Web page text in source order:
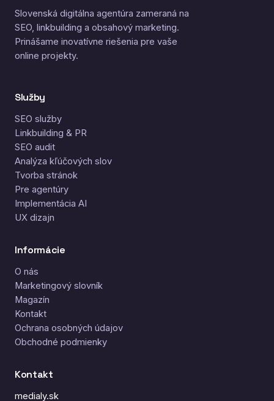
Slovenská digitálna agentúra zameraná na
SEO, linkbuilding a obsahový marketing.
Prinášame inovatívne riešenia pre vaše
online projekty.
Služby
SEO služby
Linkbuilding & PR
SEO audit
Analýza kľúčových slov
Tvorba stránok
Pre agentúry
Implementácia AI
UX dizajn
Informácie
O nás
Marketingový slovník
Magazín
Kontakt
Ochrana osobných údajov
Obchodné podmienky
Kontakt
medialy.sk